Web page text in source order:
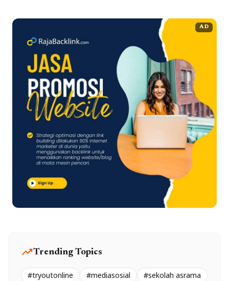
AD
trending_upTrending Topics
#tryoutonline #mediasosial
#sekolah asrama